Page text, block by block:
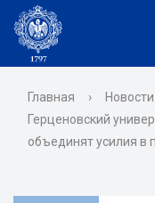
Главная ›
Герценовский
объединят усилия в